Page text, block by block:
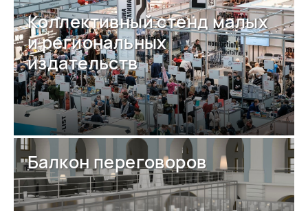
Коллективный стенд малых
и региональных
издательств
Балкон переговоров